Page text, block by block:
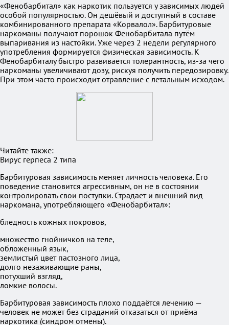
«Фенобарбитал» как наркотик пользуется у зависимых людей
особой популярностью. Он дешёвый и доступный в составе
комбинированного препарата «Корвалол». Барбитуровые
наркоманы получают порошок Фенобарбитала путём
выпаривания из настойки. Уже через 2 недели регулярного
употребления формируется физическая зависимость. К
Фенобарбиталу быстро развивается толерантность, из-за чего
наркоманы увеличивают дозу, рискуя получить передозировку.
При этом часто происходит отравление с летальным исходом.
Читайте также:
Вирус герпеса 2 типа
Барбитуровая зависимость меняет личность человека. Его
поведение становится агрессивным, он не в состоянии
контролировать свои поступки. Страдает и внешний вид
наркомана, употребляющего «Фенобарбитал»:
бледность кожных покровов,
множество гнойничков на теле,
обложенный язык,
землистый цвет пастозного лица,
долго незаживающие раны,
потухший взгляд,
ломкие волосы.
Барбитуровая зависимость плохо поддаётся лечению —
человек не может без страданий отказаться от приёма
наркотика (синдром отмены).